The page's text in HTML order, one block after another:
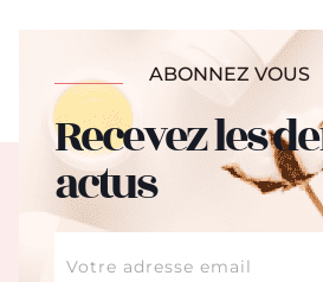
ABONNEZ VOUS
Recevez les
actus